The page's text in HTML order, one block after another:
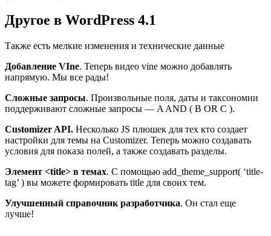
Другое в WordPress 4.1
Также есть мелкие изменения и технические данные
Добавление VIne. Теперь видео vine можно добавлять
напрямую. Мы все рады!
Сложные запросы. Произвольные поля, даты и таксономии
поддерживают сложные запросы — A AND ( B OR C ).
Customizer API. Несколько JS плюшек для тех кто создает
настройки для темы на Customizer. Теперь можно создавать
условия для показа полей, а также создавать разделы.
Элемент <title> в темах. С помощью add_theme_support( ‘title-
tag’ ) вы можете формировать title для своих тем.
Улучшенный справочник разработчика. Он стал еще
лучше!